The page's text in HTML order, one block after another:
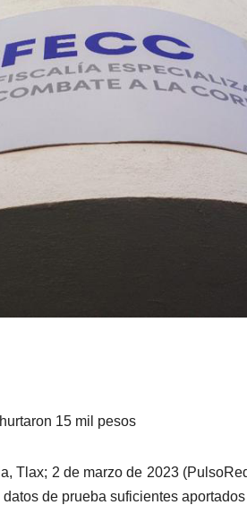
15 mil pesos
Tlax; 2 de marzo de 2023
datos de prueba suficientes